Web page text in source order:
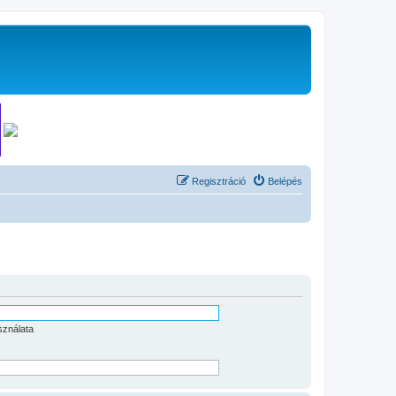
Belépés
Regisztráció